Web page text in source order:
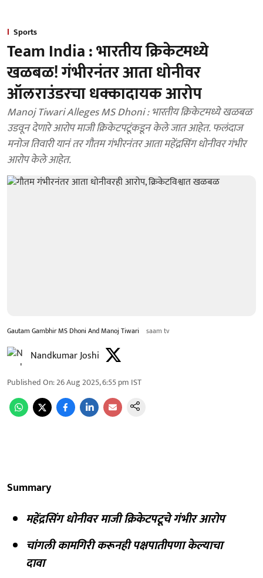
Sports
Team India : भारतीय क्रिकेटमध्ये
खळबळ! गंभीरनंतर आता धोनीवर
ऑलराउंडरचा धक्कादायक आरोप
Manoj Tiwari Alleges MS Dhoni : भारतीय क्रिकेटमध्ये खळबळ
उडवून देणारे आरोप माजी क्रिकेटपटूंकडून केले जात आहेत. फलंदाज
मनोज तिवारी यानं तर गौतम गंभीरनंतर आता महेंद्रसिंग धोनीवर गंभीर
आरोप केले आहेत.
Gautam Gambhir MS Dhoni And Manoj Tiwari saam tv
Nandkumar Joshi
Published On:26 Aug 2025, 6:55 pm IST
Summary
महेंद्रसिंग धोनीवर माजी क्रिकेटपटूचे गंभीर आरोप
चांगली कामगिरी करूनही पक्षपातीपणा केल्याचा
दावा